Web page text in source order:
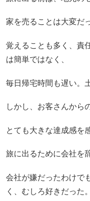
家を売ることは大変だ
覚えることも多く、責
は簡単ではなく、
毎日帰宅時間も遅い。
しかし、お客さんから
とても大きな達成感を
旅に出るために会社を
会社が嫌だったわけで
く、むしろ好きだった。